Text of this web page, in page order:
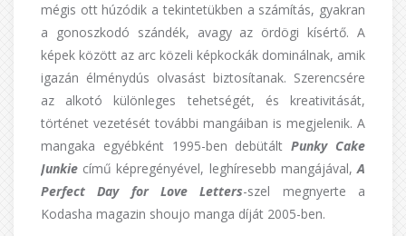
mégis ott húzódik a tekintetükben a számítás, gyakran
a gonoszkodó szándék, avagy az ördögi kísértő. A
képek között az arc közeli képkockák dominálnak, amik
igazán élménydús olvasást biztosítanak. Szerencsére
az alkotó különleges tehetségét, és kreativitását,
történet vezetését további mangáiban is megjelenik. A
mangaka egyébként 1995-ben debütáltPunky Cake
Junkie című képregényével, leghíresebb mangájával,A
Perfect Day for Love Letters-szel megnyerte a
Kodasha magazin shoujo manga díját 2005-ben.